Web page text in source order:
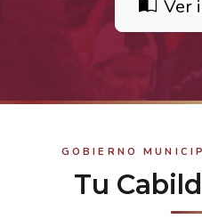
Ver
GOBIERNO
Tu